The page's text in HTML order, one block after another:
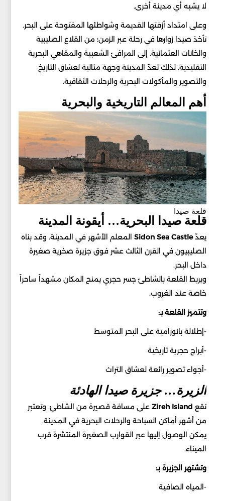
لا يشبه أي مدينة أخرى.
وعلى امتداد أزقتها القديمة وشواطئها المفتوحة على البحر.
تأخذ صيدا زوارها في رحلة عبر الزمن؛ من القلاع الصليبية
والخانات العثمانية. إلى المرافئ الشعبية والمقاهي البحرية
التقليدية. لذلك تعدّ المدينة وجهة مثالية لعشاق التاريخ
والتصوير والمأكولات البحرية والرحلات الثقافية.
أهم المعالم التاريخية والبحرية
قلعة صيدا
قلعة صيدا البحرية… أيقونة المدينة
Sidon Sea Castle
المعلم الأشهر في المدينة. وقد بناه
الصليبيون في القرن الثالث عشر فوق جزيرة صخرية صغيرة
داخل البحر.
ويربط القلعة بالشاطئ جسر حجري يمنح المكان مشهداً ساحراً
خاصة عند الغروب.
وتتميز القلعة بـ:
-إطلالة بانورامية على البحر المتوسط
-أبراج حجرية تاريخية
-أجواء تصوير رائعة لعشاق التراث
الزيرة… جزيرة صيدا الهادئة
Zireh Island
على مسافة قصيرة من الشاطئ. وتعتبر
من أشهر أماكن السباحة والرحلات البحرية في المدينة.
يمكن الوصول إليها عبر القوارب الصغيرة المنتشرة قرب
الميناء.
وتشتهر الجزيرة بـ:
-المياه الصافية